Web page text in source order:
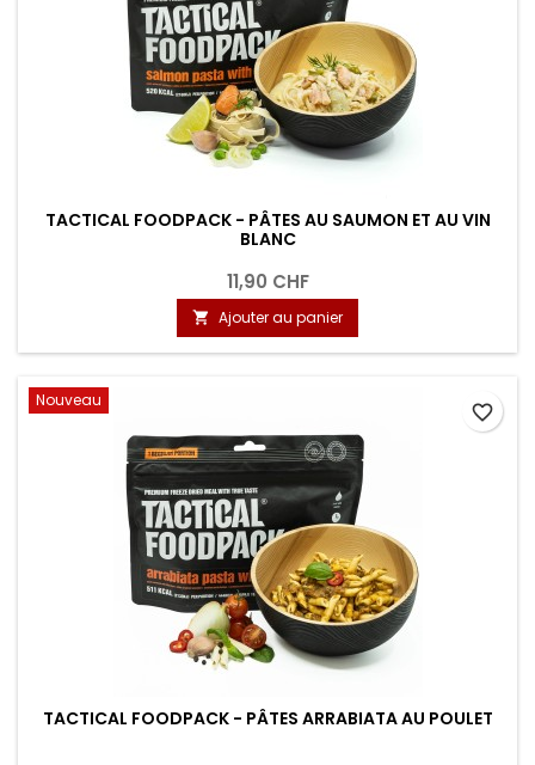
TACTICAL FOODPACK - PÂTES AU SAUMON ET AU VIN
BLANC
11,90 CHF
 Ajouter au panier
Nouveau
TACTICAL FOODPACK - PÂTES ARRABIATA AU POULET
favorite_border